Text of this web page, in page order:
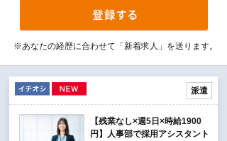
※あなたの経歴に合わせて「新着求人」を送ります。
派遣
【残業なし×週5日×時給1900
円】人事部で採用アシスタント